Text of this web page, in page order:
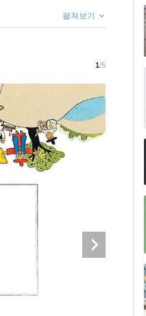
펼쳐보기
1/5